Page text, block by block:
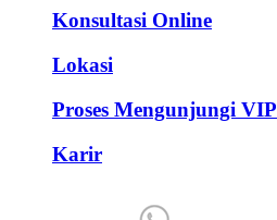
Konsultasi Online
Lokasi
Proses Mengunjungi VIP
Karir